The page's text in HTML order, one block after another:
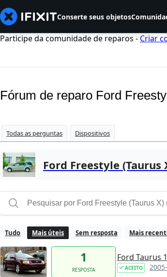
Conserte seus objetos
Participe da comunidade de reparos - Criar
Fórum de reparo Ford
Todas as perguntas Dispositivos
Ford Freestyle (Taurus
Tudo Mais úteis Sem resposta Mais
1
RESPOSTA
Ford Taurus
ACEITO